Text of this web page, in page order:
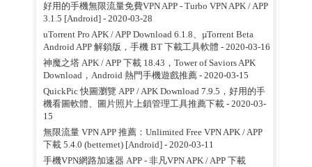
好用的手機無限流量免費VPN APP - Turbo VPN APK / APP
3.1.5 [Android]- 2020-03-28
uTorrent Pro APK / APP Download 6.1.8、µTorrent Beta
Android APP 解鎖版，手機 BT 下載工具軟體 - 2020-03-16
神魔之塔 APK / APP 下載 18.43，Tower of Saviors APK
Download，Android 熱門手機遊戲推薦- 2020-03-15
QuickPic 快圖瀏覽 APP / APK Download 7.9.5，好用的手
機看圖軟體、圖片照片上鎖管理工具推薦下載- 2020-03-
15
無限流量 VPN APP 推薦：Unlimited Free VPN APK / APP
下載 5.4.0 (betternet) [Android]- 2020-03-11
手機VPN網路加速器 APP - 非凡VPN APK / APP 下載